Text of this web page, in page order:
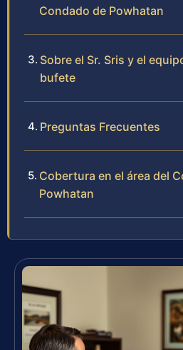
Condado de Powhatan
Sobre el Sr. Sris y el
bufete
Preguntas Frecuentes
Cobertura en el área del
Powhatan